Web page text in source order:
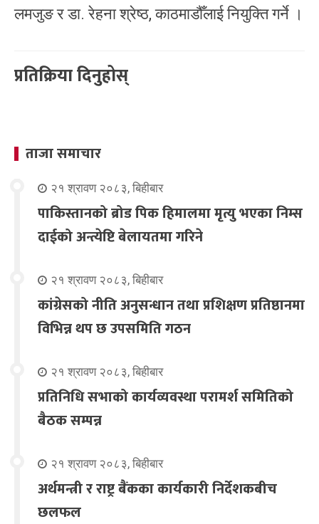
लमजुङ र डा. रेहना श्रेष्ठ, काठमाडौँलाई नियुक्ति गर्ने ।
प्रतिक्रिया दिनुहोस्
ताजा समाचार
२१ श्रावण २०८३, बिहीबार
पाकिस्तानको ब्रोड पिक हिमालमा मृत्यु भएका निम्स
दाईको अन्त्येष्टि बेलायतमा गरिने
२१ श्रावण २०८३, बिहीबार
कांग्रेसको नीति अनुसन्धान तथा प्रशिक्षण प्रतिष्ठानमा
विभिन्न थप छ उपसमिति गठन
२१ श्रावण २०८३, बिहीबार
प्रतिनिधि सभाको कार्यव्यवस्था परामर्श समितिको
बैठक सम्पन्न
२१ श्रावण २०८३, बिहीबार
अर्थमन्त्री र राष्ट्र बैंकका कार्यकारी निर्देशकबीच
छलफल